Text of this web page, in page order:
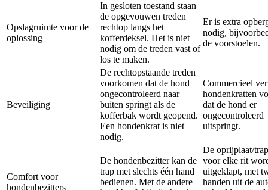
Opslagruimte voor de
oplossing
In gesloten toestand staan
de opgevouwen treden
rechtop langs het
kofferdeksel. Het is niet
nodig om de treden vast of
los te maken.
Er is extra
nodig,
de voorstoelen.
Beveiliging
De rechtopstaande treden
voorkomen dat de hond
ongecontroleerd naar
buiten springt als de
kofferbak wordt geopend.
Een hondenkrat is niet
nodig.
Commercieel
hondenkratten
dat de hond er
ongecontroleerd
uitspringt.
Comfort voor
hondenbezitters
De hondenbezitter kan de
trap met slechts één hand
bedienen. Met de andere
De oprijplaat/
voor elke rit
uitgeklapt, met
handen uit de